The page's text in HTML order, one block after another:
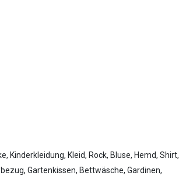
Kinderkleidung, Kleid, Rock, Bluse, Hemd, Shirt,
Gartenkissen, Bettwäsche, Gardinen,